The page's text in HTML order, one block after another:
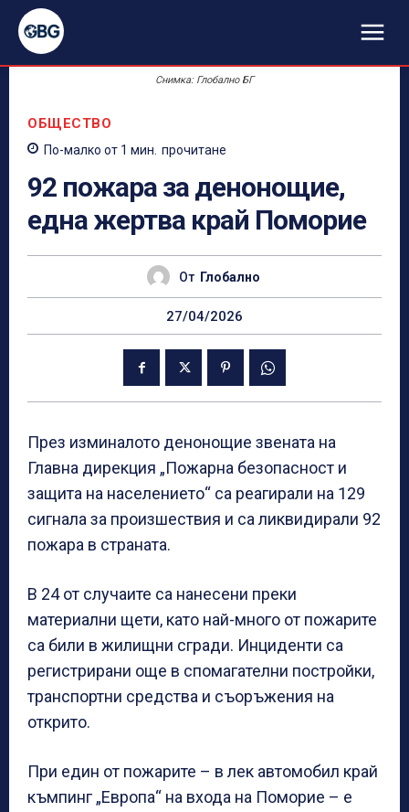
Снимка: Глобално БГ
ОБЩЕСТВО
По-малко от 1 мин. прочитане
92 пожара за денонощие,
една жертва край Поморие
От Глобално
27/04/2026
През изминалото денонощие звената на
Главна дирекция „Пожарна безопасност и
защита на населението“ са реагирали на 129
сигнала за произшествия и са ликвидирали 92
пожара в страната.
В 24 от случаите са нанесени преки
материални щети, като най-много от пожарите
са били в жилищни сгради. Инциденти са
регистрирани още в спомагателни постройки,
транспортни средства и съоръжения на
открито.
При един от пожарите – в лек автомобил край
къмпинг „Европа“ на входа на Поморие – е